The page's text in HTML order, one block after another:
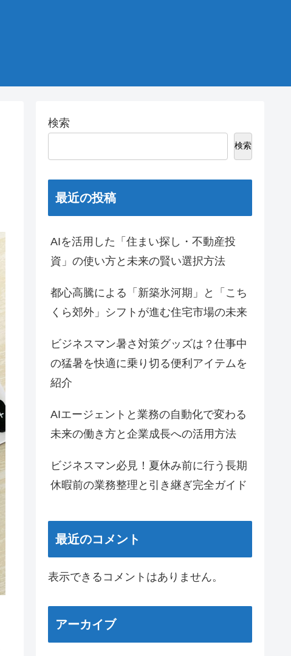
検索
検索
最近の投稿
AIを活用した「住まい探し・不動産投
資」の使い方と未来の賢い選択方法
都心高騰による「新築氷河期」と「こち
くら郊外」シフトが進む住宅市場の未来
ビジネスマン暑さ対策グッズは？仕事中
の猛暑を快適に乗り切る便利アイテムを
紹介
AIエージェントと業務の自動化で変わる
未来の働き方と企業成長への活用方法
ビジネスマン必見！夏休み前に行う長期
休暇前の業務整理と引き継ぎ完全ガイド
最近のコメント
表示できるコメントはありません。
アーカイブ